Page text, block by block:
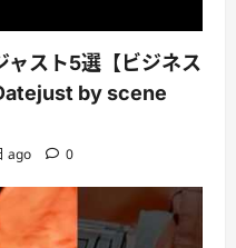
ャスト5選【ビジネス
by scene
ago 0